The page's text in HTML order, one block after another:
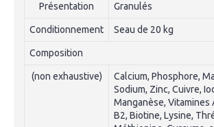
Présentation Granulés
Conditionnement Seau de 20 kg
Composition
(non exhaustive)
Calcium, Phosphore,
Sodium, Zinc, Cuivre,
Manganèse, Vitamines
B2, Biotine, Lysine,